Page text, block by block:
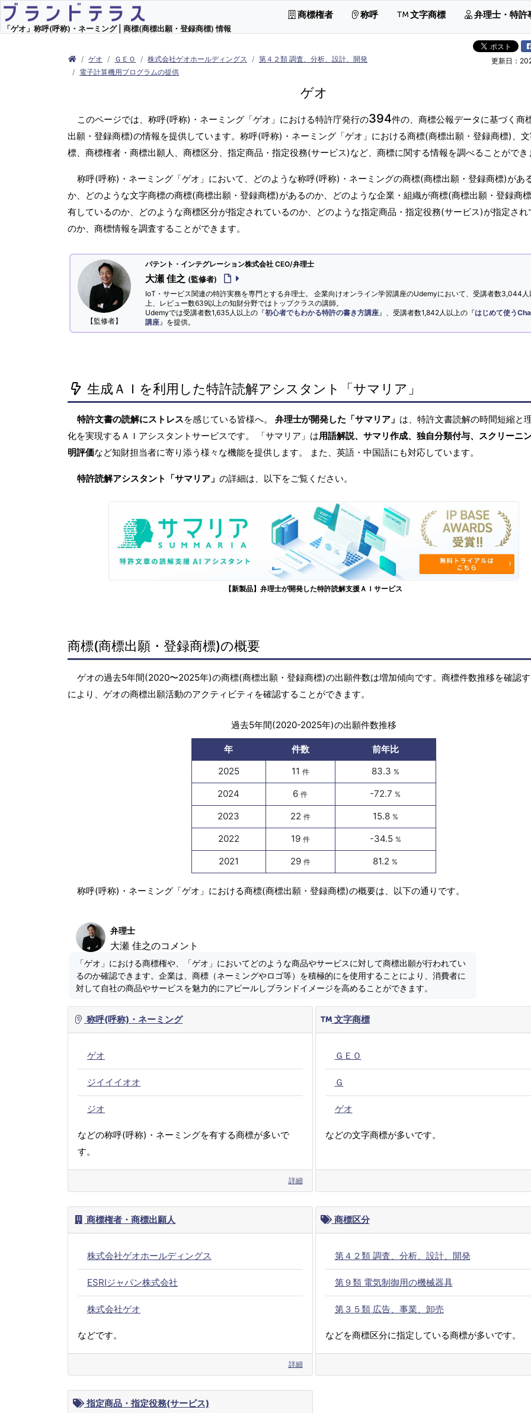
「ゲオ」称呼(呼称)・ネーミング | 商標(商標出願・登録商標) 情報
商標権者 称呼 文字商標 弁理士・特許
ゲオ ＧＥＯ 株式会社ゲオホールディングス
第４２類 調査、分析、設計、開発
電子計算機用プログラムの提供
更新日：
ゲオ
このページでは、称呼(呼称)・ネーミング「ゲオ」における特許庁発行の394件の、商標公報データに基づく商
出願・登録商標)の情報を提供しています。称呼(呼称)・ネーミング「ゲオ」における商標(商標出願・登録商標)、
標、商標権者・商標出願人、商標区分、指定商品・指定役務(サービス)など、商標に関する情報を調べることができ
称呼(呼称)・ネーミング「ゲオ」において、どのような称呼(呼称)・ネーミングの商標(商標出願・登録商標)があ
か、どのような文字商標の商標(商標出願・登録商標)があるのか、どのような企業・組織が商標(商標出願・登録商
有しているのか、どのような商標区分が指定されているのか、どのような指定商品・指定役務(サービス)が指定され
のか、商標情報を調査することができます。
【監修者】
パテント・インテグレーション株式会社 CEO/弁理士
大瀬 佳之 (監修者)
IoT・サービス関連の特許実務を専門とする弁理士。 企業向けオンライン学習講座のUdemyにおいて、受講者数3,044人
上、レビュー数639以上の知財分野ではトップクラスの講師。
Udemyでは受講者数1,635人以上の『初心者でもわかる特許の書き方講座 』、受講者数1,842人以上の『はじめて使う
講座 』を提供。
生成ＡＩを利用した特許読解アシスタント「サマリア」
特許文書の読解にストレスを感じている皆様へ。 弁理士が開発した「サマリア」 は、特許文書読解の時間短縮と
化を実現するＡＩアシスタントサービスです。 「サマリア」は用語解説、サマリ作成、独自分類付与、スクリーニ
明評価など知財担当者に寄り添う様々な機能を提供します。 また、英語・中国語にも対応しています。
特許読解アシスタント「サマリア」 の詳細は、以下をご覧ください。
【新製品】弁理士が開発した特許読解支援ＡＩサービス
商標(商標出願・登録商標)の概要
ゲオの過去5年間(2020〜2025年)の商標(商標出願・登録商標)の出願件数は増加傾向です。商標件数推移を確認
により、ゲオの商標出願活動のアクティビティを確認することができます。
過去5年間(2020-2025年)の出願件数推移
年 件数
前年比
2025
11 件 83.3 %
2024 6件 -72.7 %
2023 22 件 15.8 %
2022 19 件 -34.5 %
2021 29 件 81.2 %
称呼(呼称)・ネーミング「ゲオ」における商標(商標出願・登録商標)の概要は、以下の通りです。
弁理士
大瀬 佳之のコメント
「ゲオ」における商標権や、「ゲオ」においてどのような商品やサービスに対して商標出願が行われてい
るのか確認できます。企業は、商標（ネーミングやロゴ等）を積極的にを使用することにより、消費者に
対して自社の商品やサービスを魅力的にアピールしブランドイメージを高めることができます。
称呼(呼称)・ネーミング
ゲオ
ジイイイオオ
ジオ
などの称呼(呼称)・ネーミングを有する商標が多いで
す。
詳細
文字商標
ＧＥＯ
Ｇ
ゲオ
などの文字商標が多いです。
商標権者・商標出願人
株式会社ゲオホールディングス
ESRIジャパン株式会社
株式会社ゲオ
などです。
詳細
商標区分
第４２類 調査、分析、設計、開発
第９類 電気制御用の機械器具
第３５類 広告、事業、卸売
などを商標区分に指定している商標が多いです。
指定商品・指定役務(サービス)